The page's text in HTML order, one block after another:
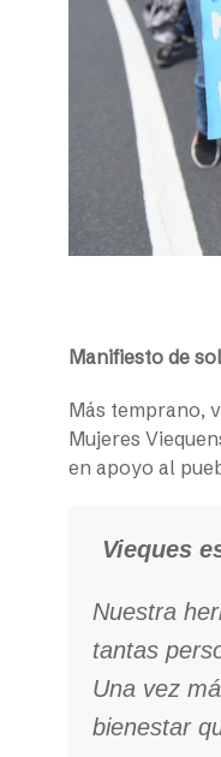
Manifiesto de
Más temprano,
Mujeres
en apoyo al
Vieques
Nuestra
tantas
Una vez
bienestar